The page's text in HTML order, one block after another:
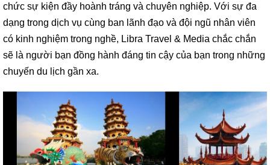
chức sự kiện đầy hoành tráng và chuyên nghiệp. Với sự đa
dạng trong dịch vụ cùng ban lãnh đạo và đội ngũ nhân viên
có kinh nghiệm trong nghề, Libra Travel & Media chắc chắn
sẽ là người bạn đồng hành đáng tin cậy của bạn trong những
chuyến du lịch gần xa.